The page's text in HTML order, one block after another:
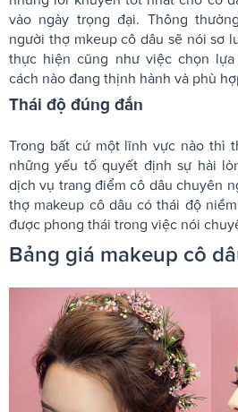
vào ngày trọng đại. Thông
người thợ mkeup cô dâu sẽ nói sơ
thực hiện cũng như việc chọn lựa
cách nào đang thịnh hành và phù
Thái độ đúng đắn
Trong bất cứ một lĩnh vực nào thì
những yếu tố quyết định sự hài
dịch vụ trang điểm cô dâu chuyên
thợ makeup cô dâu có thái độ
được phong thái trong việc nói
Bảng giá makeup cô